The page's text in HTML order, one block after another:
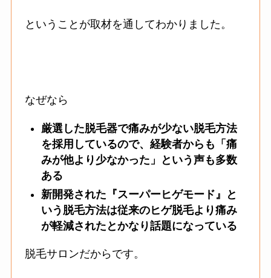
ということが取材を通してわかりました。
なぜなら
厳選した脱毛器で痛みが少ない脱毛方法
を採用しているので、経験者からも「痛
みが他より少なかった」という声も多数
ある
新開発された『スーパーヒゲモード』と
いう脱毛方法は従来のヒゲ脱毛より痛み
が軽減されたとかなり話題になっている
脱毛サロンだからです。